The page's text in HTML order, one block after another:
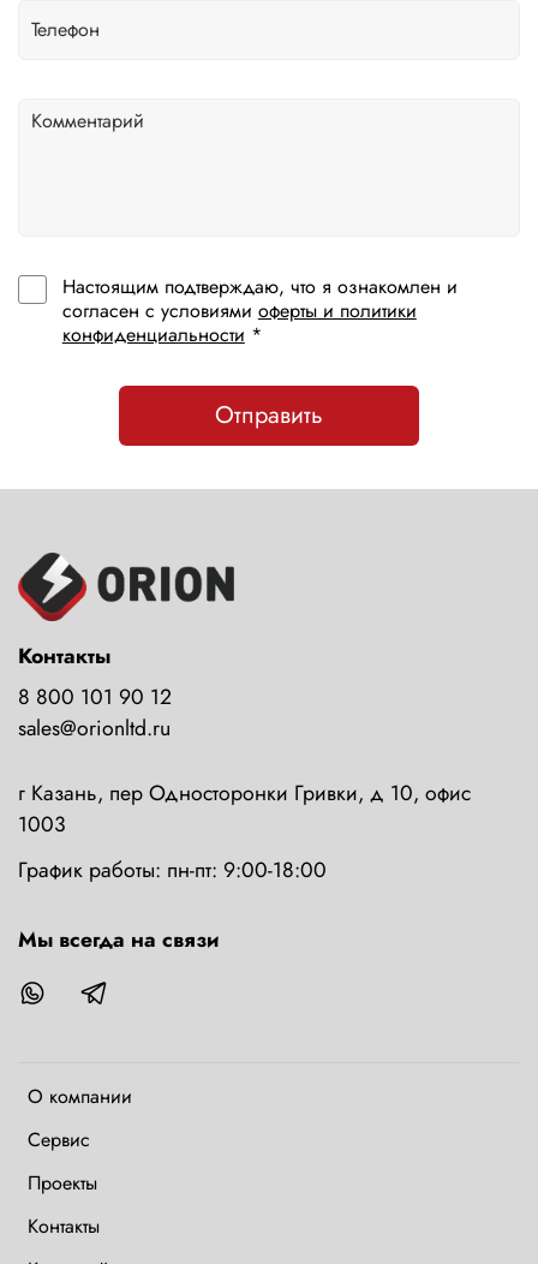
Настоящим подтверждаю, что я ознакомлен и
согласен с условиями оферты и политики
конфиденциальности *
Отправить
О компании
Сервис
Проекты
Контакты
Контакты
8 800 101 90 12
sales@orionltd.ru
г Казань, пер Односторонки Гривки, д 10, офис
1003
График работы: пн-пт: 9:00-18:00
Мы всегда на связи